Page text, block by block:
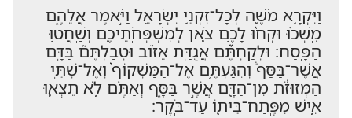
וַיִּקְרָ֥א מֹשֶׁ֛ה לְכָל־זִקְנֵ֥י יִשְׂרָאֵ֖ל וַיֹּ֣אמֶר אֲלֵהֶ֑ם
מִֽשְׁכ֗וּ וּקְח֨וּ לָכֶ֥ם צֹ֛אן לְמִשְׁפְּחֹֽתֵיכֶ֖ם וְשַֽׁחֲט֥וּ
הַפָּֽסַח׃ וּלְקַחְתֶּ֞ם אֲגֻדַּ֣ת אֵז֗וֹב וּטְבַלְתֶּם֮ בַּדָּ֣ם
אֲשֶׁר־בַּסַּף֒ וְהִגַּעְתֶּ֤ם אֶל־הַמַּשְׁקוֹף֙ וְאֶל־שְׁתֵּ֣י
הַמְּזוּזֹ֔ת מִן־הַדָּ֖ם אֲשֶׁ֣ר בַּסָּ֑ף וְאַתֶּ֗ם לֹ֥א תֵֽצְא֛וּ
אִ֥ישׁ מִפֶּֽתַח־בֵּית֖וֹ עַד־בֹּֽקֶר׃